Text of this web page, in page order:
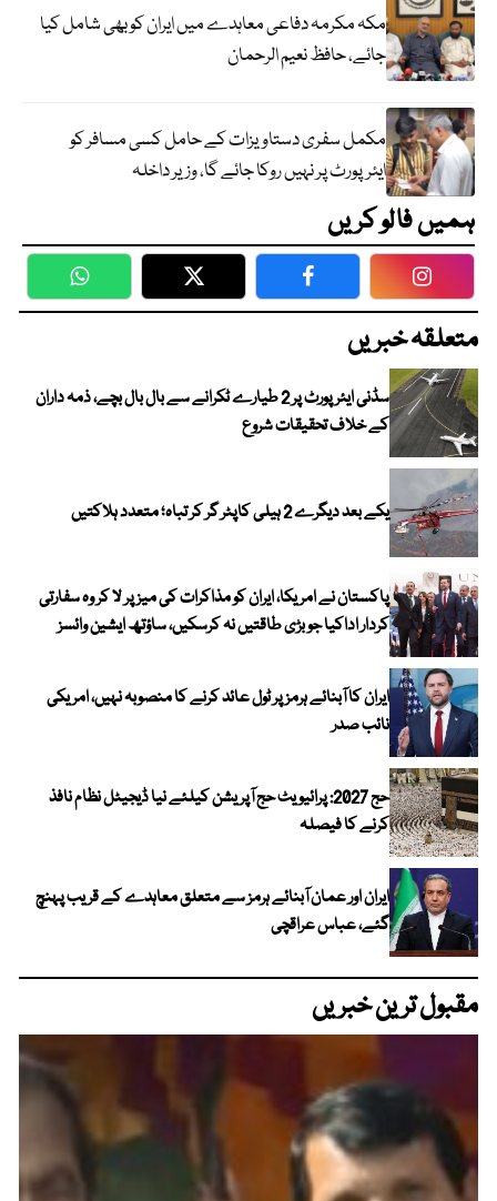
مکہ مکرمہ دفاعی معاہدے میں ایران کو بھی شامل کیا
جائے، حافظ نعیم الرحمان
مکمل سفری دستاویزات کے حامل کسی مسافر کو
ایئرپورٹ پر نہیں روکا جائے گا، وزیر داخلہ
ہمیں فالو کریں
WhatsApp Twitter Facebook
متعلقہ خبریں
سڈنی ایئرپورٹ پر 2 طیارے ٹکرانے سے بال بال بچے، ذمہ داران
کے خلاف تحقیقات شروع
یکے بعد دیگرے 2 ہیلی کاپٹر گر کر تباہ؛ متعدد ہلاکتیں
پاکستان نے امریکا، ایران کو مذاکرات کی میز پر لا کر وہ سفارتی
کردار اداکیا جو بڑی طاقتیں نہ کرسکیں، ساؤتھ ایشین وائسز
ایران کا آبنائے ہرمز پر ٹول عائد کرنے کا منصوبہ نہیں، امریکی
نائب صدر
حج 2027: پرائیویٹ حج آپریشن کیلئے نیا ڈیجیٹل نظام نافذ
کرنے کا فیصلہ
ایران اور عمان آبنائے ہرمز سے متعلق معاہدے کے قریب پہنچ
گئے، عباس عراقچی
مقبول ترین خبریں